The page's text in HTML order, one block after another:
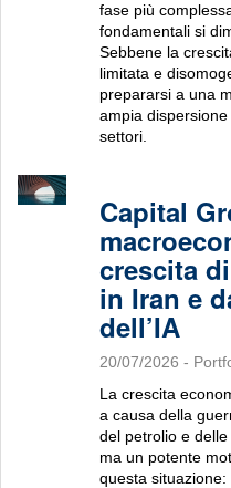
fase più
fondamentali si
Sebbene la
limitata e
prepararsi a una
ampia
settori.
Capital
crescita
in Iran e
dell’IA
20/07/2026 -
La crescita
a causa della
del petrolio e
ma un potente
questa